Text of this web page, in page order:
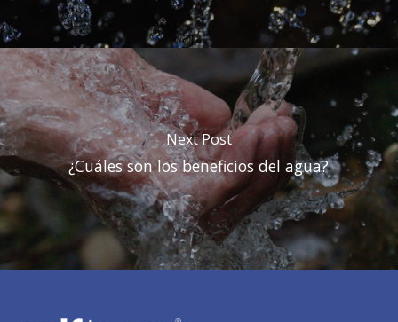
Next Post
¿Cuáles son los beneficios del agua?